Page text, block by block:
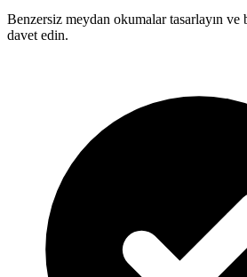
Benzersiz meydan okumalar tasarlayın ve
davet edin.